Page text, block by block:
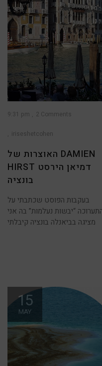
9:31 pm 2 Comments
iriseshetcohen
האוצרות של DAMIEN
HIRST דמיאן הירסט
בונציה
בעקבות הפוסט שכתבתי על
“יבשות נעלמות” בה אני
מציגה בביאנלה בונציה קיבלתי
15
MAY